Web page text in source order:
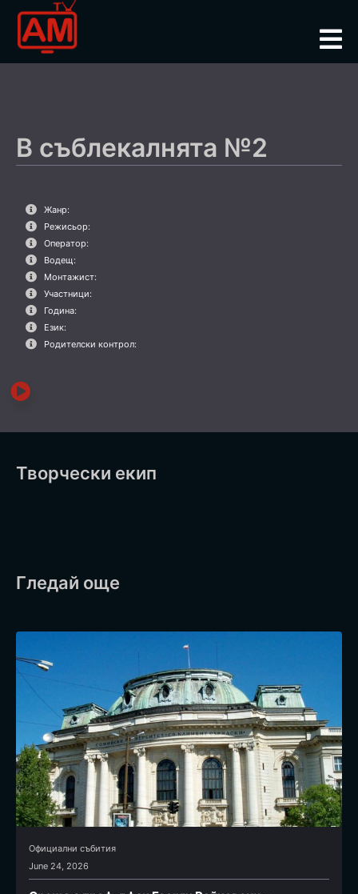
В съблекалнята №2
Жанр:
Режисьор:
Оператор:
Водещ:
Монтажист:
Участници:
Година:
Език:
Родителски контрол:
Творчески екип
Гледай още
Официални събития
June 24, 2026